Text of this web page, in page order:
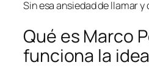
Sin esa ansiedad de llamar y
Qué es Marco
funciona la